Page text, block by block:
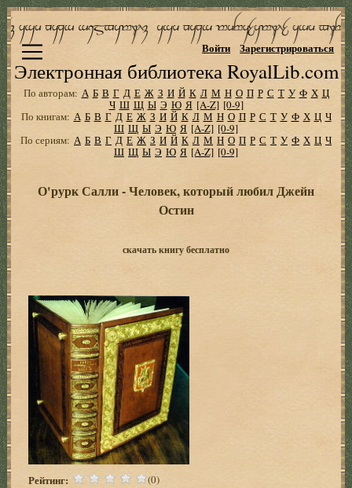
Электронная библиотека RoyalLib.com
Войти Зарегистрироваться
По авторам: А Б В Г Д Е Ж З И Й К Л М Н О П Р С Т У Ф Х Ц
Ч Ш Щ Ы Э Ю Я [A-Z] [0-9]
По книгам: А Б В Г Д Е Ж З И Й К Л М Н О П Р С Т У Ф Х Ц Ч
Ш Щ Ы Э Ю Я [A-Z] [0-9]
По сериям: А Б В Г Д Е Ж З И Й К Л М Н О П Р С Т У Ф Х Ц Ч
Ш Щ Ы Э Ю Я [A-Z] [0-9]
О'рурк Салли - Человек, который любил Джейн
Остин
скачать книгу бесплатно
Рейтинг: (0)